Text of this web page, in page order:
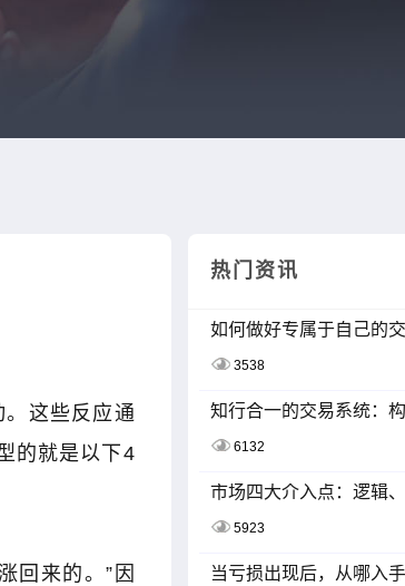
。这些反应通
的就是以下 4
回来的。” 因
热门资讯
如何做好专属于自己的
3538
知行合一的交易系统：构
6132
市场四大介入点：逻辑
5923
当亏损出现后，从哪入